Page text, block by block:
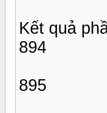
Kết quả
894
895